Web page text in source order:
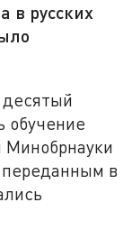
в русских
обучение
Минобрнауки
переданным в